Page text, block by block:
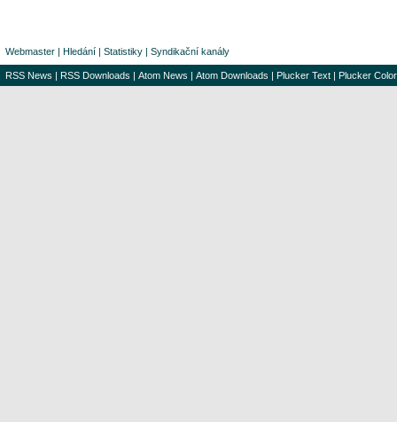
Webmaster | Hledání | Statistiky | Syndikační kanály
RSS News | RSS Downloads | Atom News | Atom Downloads | Plucker Text | Plucker Color